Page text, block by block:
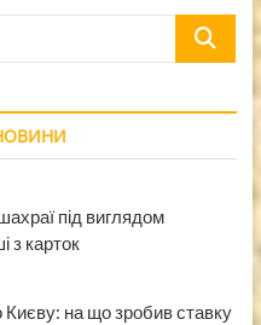
Пошук
під виглядом
з карток
Києву: на що зробив ставку